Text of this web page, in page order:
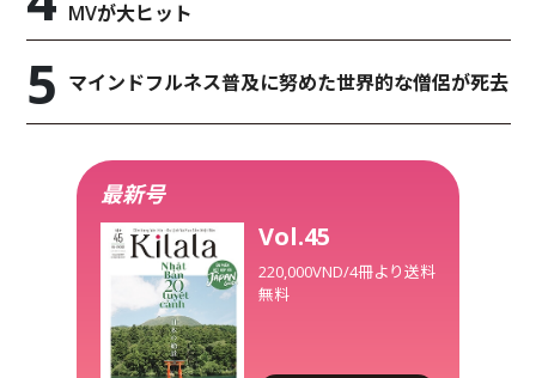
MVが大ヒット
マインドフルネス普及に努めた世界的な僧侶が死去
最新号
Vol.45
220,000VND/4冊より送料
無料